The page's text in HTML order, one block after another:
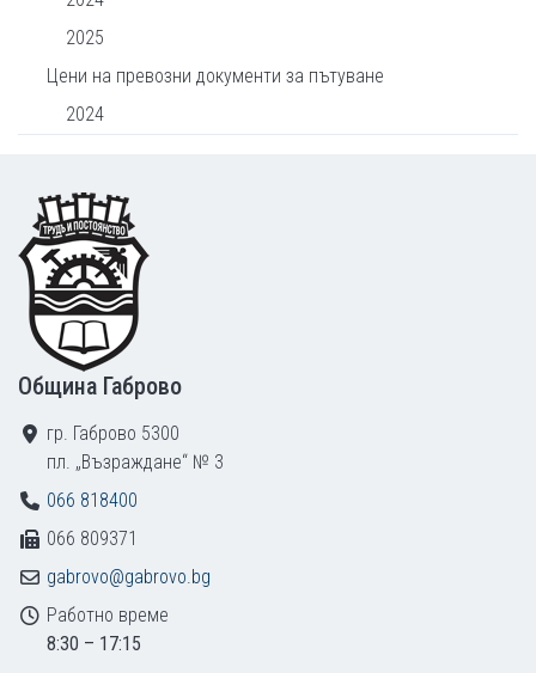
2025
Цени на превозни документи за пътуване
2024
Footer
Община Габрово
гр. Габрово 5300
пл. „Възраждане“ № 3
066 818400
066 809371
gabrovo@gabrovo.bg
Работно време
8:30 – 17:15